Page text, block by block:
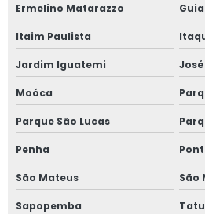
Janela acústica sobrepor
Janela acústica sobreposta
Janela acústica vidro duplo
Janela acústica vidro triplo
Janela alto padrão
Janela com alto padrão acústico
Ermelino Matarazzo
Itaim Paulista
Jardim Iguatemi
Moóca
Parque São Lucas
Penha
São Mateus São
Sapopemba